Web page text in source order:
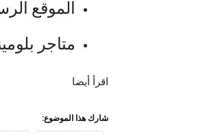
الموقع
متاجر
اقرأ أيضا
شارك هذا الموضوع: